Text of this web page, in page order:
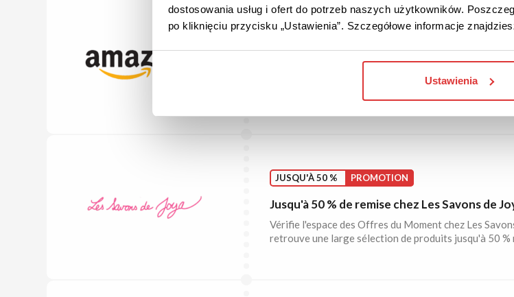
dostosowania usług i ofert do potrzeb naszych użytkowników.
po kliknięciu przycisku „Ustawienia”. Szczegółowe informacje
Ustawienia
JUSQU'À 60 % PROMOTION
Tout à moins de 20 € chez Amazon.fr !
Consulte l'offre des produits disponibles à moins de 20
JUSQU'À 50 % PROMOTION
Jusqu'à 50 % de remise chez Les Savons de
Vérifie l'espace des Offres du Moment chez Les
retrouve une large sélection de produits jusqu'à 50 %